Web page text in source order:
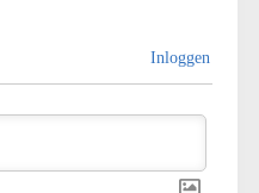
Inloggen